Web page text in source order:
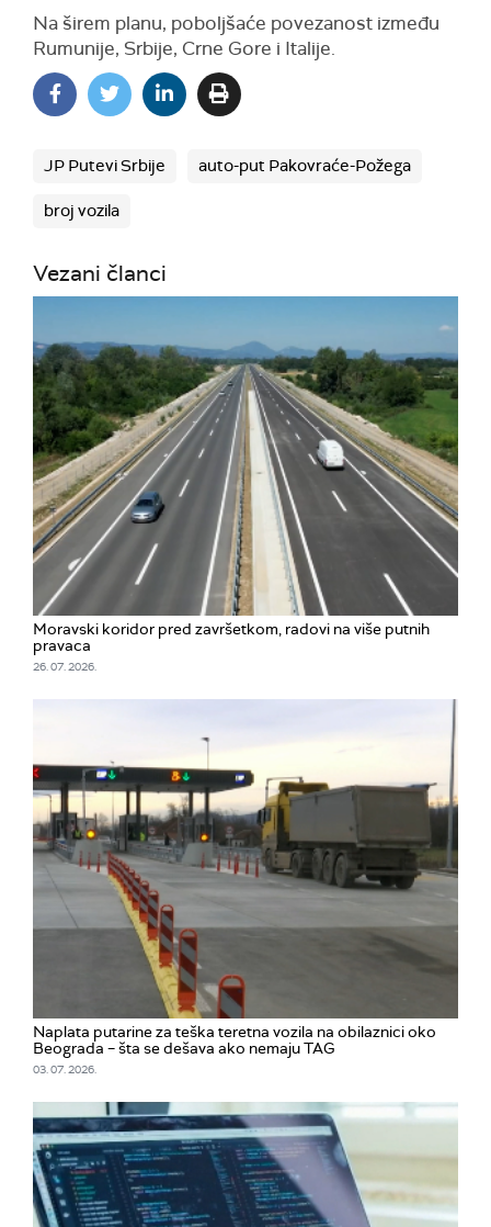
Na širem planu, poboljšaće povezanost između
Rumunije, Srbije, Crne Gore i Italije.
JP Putevi Srbije auto-put Pakovraće-Požega
broj vozila
Vezani članci
Moravski koridor pred završetkom, radovi na više putnih
pravaca
26. 07. 2026.
Naplata putarine za teška teretna vozila na obilaznici oko
Beograda – šta se dešava ako nemaju TAG
03. 07. 2026.